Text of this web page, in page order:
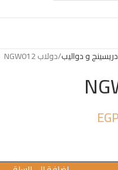
دريسينج و دواليب دولاب NGW012
EGP